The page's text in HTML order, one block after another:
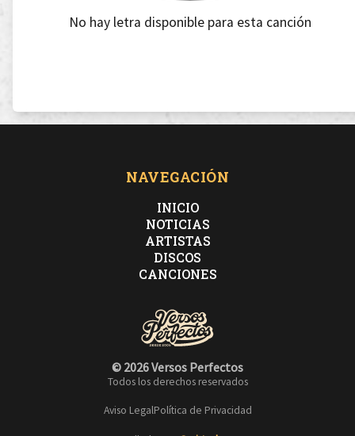
No hay letra disponible para esta canción
NAVEGACIÓN
INICIO
NOTICIAS
ARTISTAS
DISCOS
CANCIONES
© 2026 Versos Perfectos
Todos los derechos reservados
Aviso LegalPolítica de Privacidad